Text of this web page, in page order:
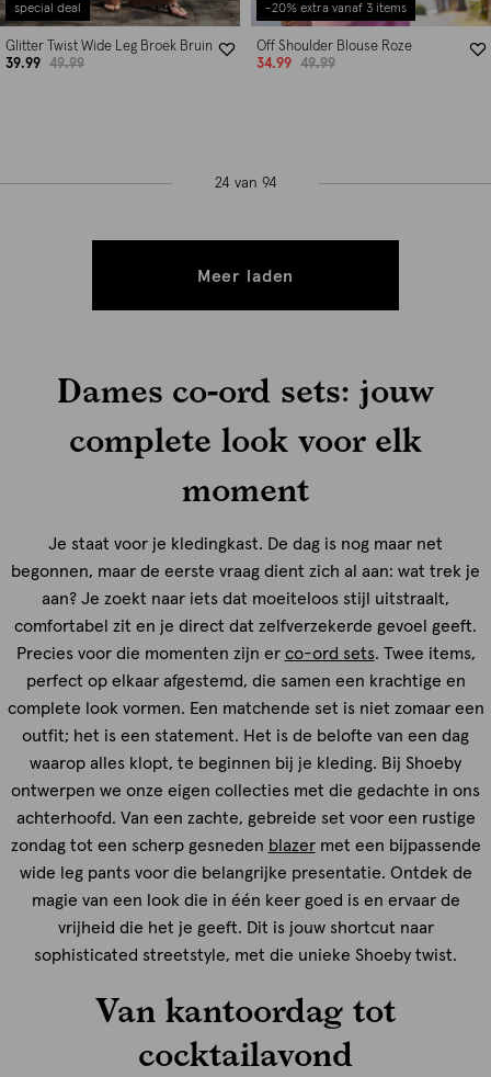
special deal
Glitter Twist Wide Leg Broek Bruin
39.99
49.99
-20% extra vanaf 3 items
Off Shoulder Blouse Roze
34.99
49.99
24 van 94
Meer laden
Dames co-ord sets: jouw
complete look voor elk
moment
Je staat voor je kledingkast. De dag is nog maar net
begonnen, maar de eerste vraag dient zich al aan: wat trek je
aan? Je zoekt naar iets dat moeiteloos stijl uitstraalt,
comfortabel zit en je direct dat zelfverzekerde gevoel geeft.
Precies voor die momenten zijn er co-ord sets. Twee items,
perfect op elkaar afgestemd, die samen een krachtige en
complete look vormen. Een matchende set is niet zomaar een
outfit; het is een statement. Het is de belofte van een dag
waarop alles klopt, te beginnen bij je kleding. Bij Shoeby
ontwerpen we onze eigen collecties met die gedachte in ons
achterhoofd. Van een zachte, gebreide set voor een rustige
zondag tot een scherp gesneden blazermet een bijpassende
wide leg pants voor die belangrijke presentatie. Ontdek de
magie van een look die in één keer goed is en ervaar de
vrijheid die het je geeft. Dit is jouw shortcut naar
sophisticated streetstyle, met die unieke Shoeby twist.
Van kantoordag tot
cocktailavond